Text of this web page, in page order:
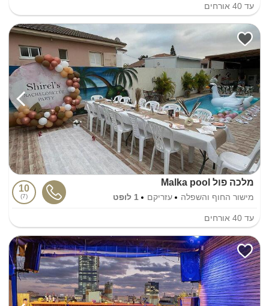
עד 40 אורחים
מלכה פול Malka pool
מישור החוף והשפלה עזריקם 1 לופט
10
7
עד 40 אורחים